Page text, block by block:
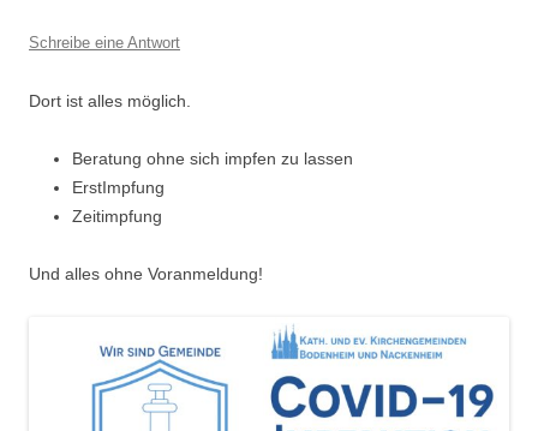
Schreibe eine Antwort
Dort ist alles möglich.
Beratung ohne sich impfen zu lassen
ErstImpfung
Zeitimpfung
Und alles ohne Voranmeldung!